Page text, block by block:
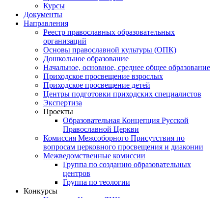
Курсы
Документы
Направления
Реестр православных образовательных
организаций
Основы православной культуры (ОПК)
Дошкольное образование
Начальное, основное, среднее общее образование
Приходское просвещение взрослых
Приходское просвещение детей
Центры подготовки приходских специалистов
Экспертиза
Проекты
Образовательная Концепция Русской
Православной Церкви
Комиссия Межсоборного Присутствия по
вопросам церковного просвещения и диаконии
Межведомственные комиссии
Группа по созданию образовательных
центров
Группа по теологии
Конкурсы